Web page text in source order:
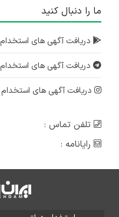
ما را دنبال کنید
دریافت آگهی های
دریافت آگهی های استخدام
دریافت آگهی های استخدام
تلفن تماس :
رایانامه :